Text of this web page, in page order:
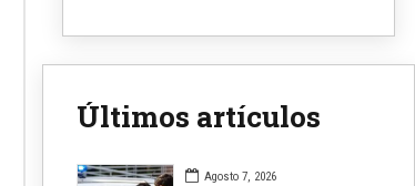
Últimos artículos
Agosto 7, 2026